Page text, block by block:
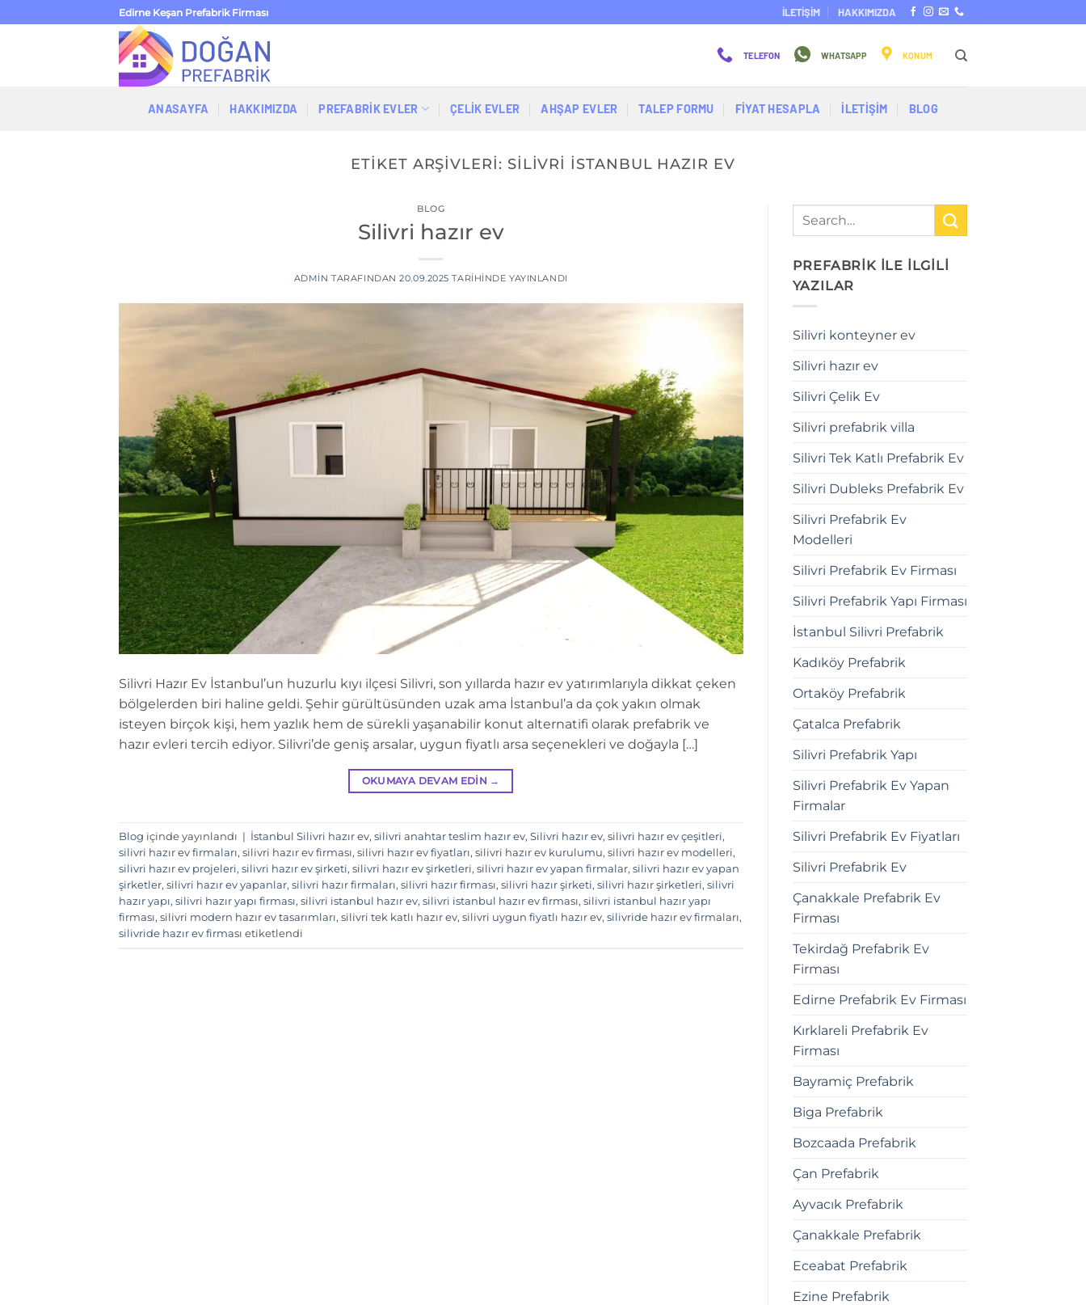
atla
Edirne Keşan Prefabrik Firması İLETİŞİM HAKKIMIZDA
TELEFON WHATSAPP KONUM
ANASAYFA HAKKIMIZDA PREFABRİK EVLER ÇELIK EVLER AHŞAP EVLER TALEP FORMU FİYAT HESAPLA İLETİŞİM BLOG
ETIKET ARŞIVLERI: SILIVRI ISTANBUL HAZIR EV
BLOG
Silivri hazır ev
ADMIN TARAFINDAN 20.09.2025 TARIHINDE YAYINLANDI
Silivri Hazır Ev İstanbul’un huzurlu kıyı ilçesi Silivri, son yıllarda hazır ev yatırımlarıyla dikkat çeken
bölgelerden biri haline geldi. Şehir gürültüsünden uzak ama İstanbul’a da çok yakın olmak
isteyen birçok kişi, hem yazlık hem de sürekli yaşanabilir konut alternatifi olarak prefabrik ve
hazır evleri tercih ediyor. Silivri’de geniş arsalar, uygun fiyatlı arsa seçenekleri ve doğayla […]
OKUMAYA DEVAM EDIN →
Blog içinde yayınlandı | İstanbul Silivri hazır ev, silivri anahtar teslim hazır ev, Silivri hazır ev, silivri hazır ev çeşitleri,
silivri hazır ev firmaları, silivri hazır ev firması, silivri hazır ev fiyatları, silivri hazır ev kurulumu, silivri hazır ev modelleri,
silivri hazır ev projeleri, silivri hazır ev şirketi, silivri hazır ev şirketleri, silivri hazır ev yapan firmalar, silivri hazır ev yapan
şirketler, silivri hazır ev yapanlar, silivri hazır firmaları, silivri hazır firması, silivri hazır şirketi, silivri hazır şirketleri, silivri
hazır yapı, silivri hazır yapı firması, silivri istanbul hazır ev, silivri istanbul hazır ev firması, silivri istanbul hazır yapı
firması, silivri modern hazır ev tasarımları, silivri tek katlı hazır ev, silivri uygun fiyatlı hazır ev, silivride hazır ev firmaları,
silivride hazır ev firması etiketlendi
PREFABRİK İLE İLGİLİ
YAZILAR
Silivri konteyner ev
Silivri hazır ev
Silivri Çelik Ev
Silivri prefabrik villa
Silivri Tek Katlı Prefabrik Ev
Silivri Dubleks Prefabrik Ev
Silivri Prefabrik Ev
Modelleri
Silivri Prefabrik Ev Firması
Silivri Prefabrik Yapı Firması
İstanbul Silivri Prefabrik
Kadıköy Prefabrik
Ortaköy Prefabrik
Çatalca Prefabrik
Silivri Prefabrik Yapı
Silivri Prefabrik Ev Yapan
Firmalar
Silivri Prefabrik Ev Fiyatları
Silivri Prefabrik Ev
Çanakkale Prefabrik Ev
Firması
Tekirdağ Prefabrik Ev
Firması
Edirne Prefabrik Ev Firması
Kırklareli Prefabrik Ev
Firması
Bayramiç Prefabrik
Biga Prefabrik
Bozcaada Prefabrik
Çan Prefabrik
Ayvacık Prefabrik
Çanakkale Prefabrik
Eceabat Prefabrik
Ezine Prefabrik